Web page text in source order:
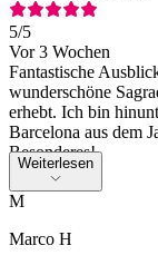
5/5
Vor 3 Wochen
Fantastische
wunderschöne
erhebt. Ich bin
Barcelona aus dem
Besonderes!
Weiterlesen
M
Marco H